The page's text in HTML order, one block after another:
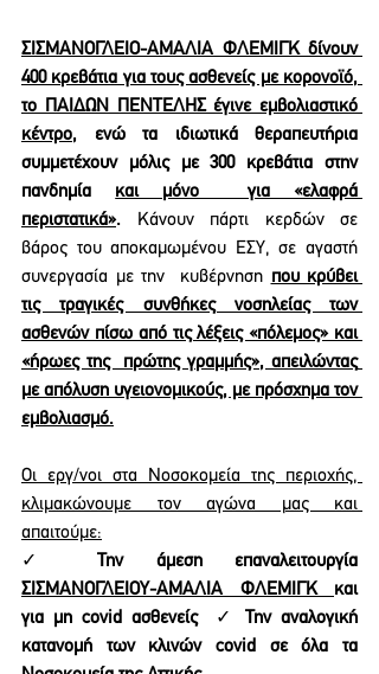
ΣΙΣΜΑΝΟΓΛΕΙΟ-ΑΜΑΛΙΑ ΦΛΕΜΙΓΚ δίνουν
400 κρεβάτια για τους ασθενείς με κορονοϊό,
το ΠΑΙΔΩΝ ΠΕΝΤΕΛΗΣ έγινε εμβολιαστικό
κέντρο, ενώ τα ιδιωτικά θεραπευτήρια
συμμετέχουν μόλις με 300 κρεβάτια στην
πανδημία και μόνο  για «ελαφρά
περιστατικά».
Κάνουν πάρτι κερδών σε
βάρος του αποκαμωμένου ΕΣΥ, σε αγαστή
συνεργασία με την  κυβέρνηση που κρύβει
τις τραγικές συνθήκες νοσηλείας των
ασθενών πίσω από τις λέξεις «πόλεμος» και
«ήρωες της  πρώτης γραμμής», απειλώντας
με απόλυση υγειονομικούς, με πρόσχημα τον
εμβολιασμό.
Οι εργ/νοι στα Νοσοκομεία της περιοχής,
κλιμακώνουμε τον αγώνα μας και
απαιτούμε:
✓
ΣΙΣΜΑΝΟΓΛΕΙΟΥ-ΑΜΑΛΙΑ ΦΛΕΜΙΓΚ και
για μη covid ασθενείς
✓
Την αναλογική
κατανομή των κλινών covid σε όλα τα